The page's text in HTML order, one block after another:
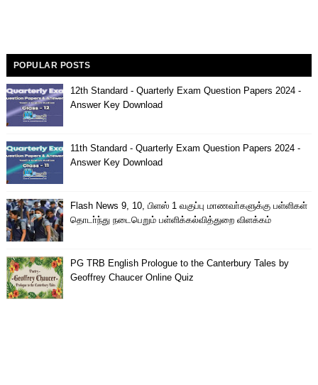
POPULAR POSTS
12th Standard - Quarterly Exam Question Papers 2024 -
Answer Key Download
11th Standard - Quarterly Exam Question Papers 2024 -
Answer Key Download
Flash News 9, 10, பிளஸ் 1 வகுப்பு மாணவா்களுக்கு பள்ளிகள்
தொடா்ந்து நடைபெறும் பள்ளிக்கல்வித்துறை விளக்கம்
PG TRB English Prologue to the Canterbury Tales by
Geoffrey Chaucer Online Quiz